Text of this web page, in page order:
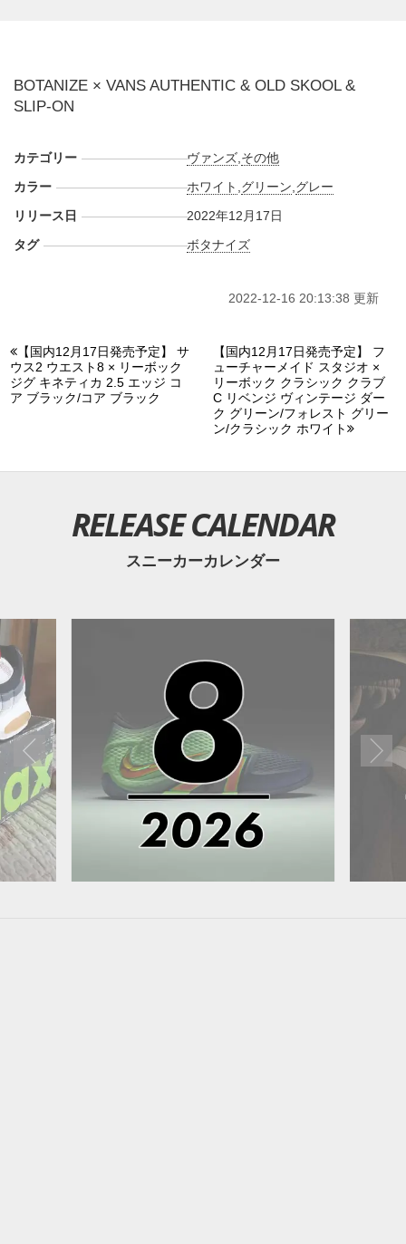
BOTANIZE × VANS AUTHENTIC & OLD SKOOL &
SLIP-ON
カテゴリー ヴァンズ その他
カラー
ホワイト グリーン グレー
リリース日
2022年12月17日
タグ
ボタナイズ
2022-12-16 20:13:38 更新
【国内12月17日発売予定】 サ
ウス2 ウエスト8 × リーボック
ジグ キネティカ 2.5 エッジ コ
ア ブラック/コア ブラック
【国内12月17日発売予定】 フ
ューチャーメイド スタジオ ×
リーボック クラシック クラブ
C リベンジ ヴィンテージ ダー
ク グリーン/フォレスト グリー
ン/クラシック ホワイト
RELEASE CALENDAR
スニーカーカレンダー